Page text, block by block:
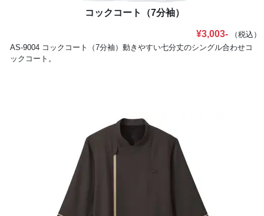
コックコート（7分袖）
¥3,003-
（税込）
AS-9004 コックコート（7分袖）動きやすい七分丈のシングル合わせコ
ックコート。